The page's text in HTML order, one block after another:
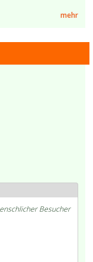
mehr
Besucher